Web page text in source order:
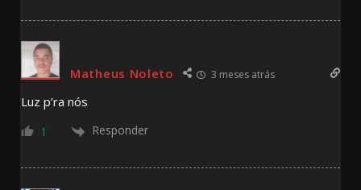
Matheus Noleto 3 meses atrás
Luz p’ra nós
1 Responder